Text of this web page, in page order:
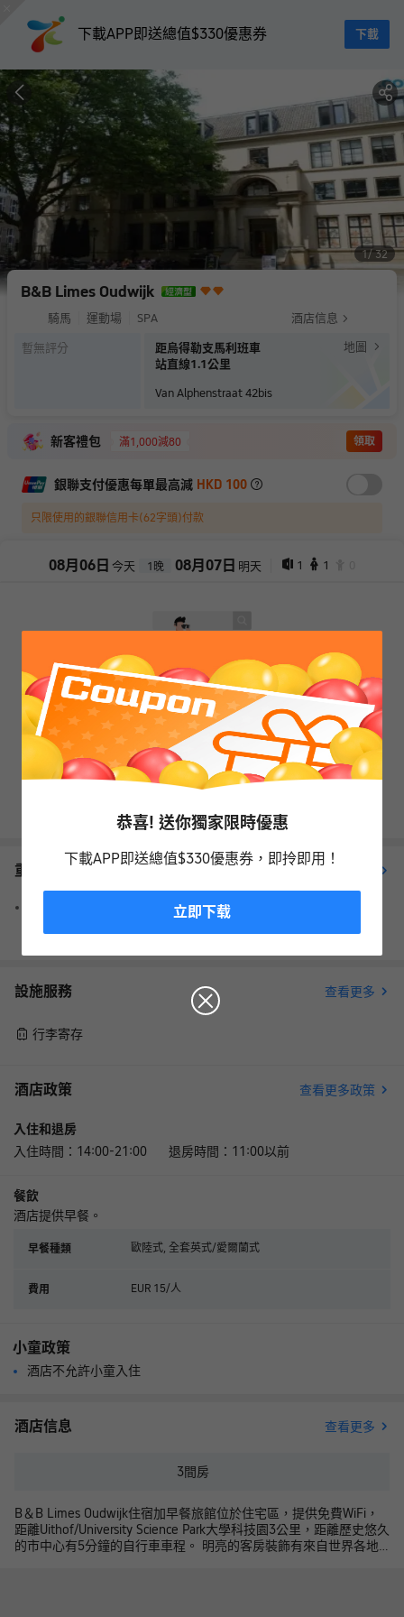
下載APP即送總值$330優惠券 下載
恭喜! 送你獨家限時優惠
下載APP即送總值$330優惠券，即拎即用！
立即下载
1 32
B&B Limes Oudwijk
騎馬 運動場 SPA 酒店信息
暫無評分
距烏得勒支馬利班車
站直線1.1公里
地圖
Van Alphenstraat 42bis
新客禮包 滿1,000減80 領取
銀聯支付優惠每單最高減 HKD 100
只限使用的銀聯信用卡(62字頭)付款
08月 06 日 今天 1 晚 08月 07 日 明天 1 1
抱歉，閣下所選擇的產品已售罄
重要資訊
請注意，預訂時提供的信用卡僅用於擔保預訂，客人抵達時需以
設施服務 查看更多
行李寄存
酒店政策 查看更多政策
入住和退房
入住時間：14:00-21:00 退房時間：11:00以前
餐飲
酒店提供早餐。
早餐種類 歐陸式, 全套英式/愛爾蘭式
費用 EUR 15/人
小童政策
酒店不允許小童入住
酒店信息 查看更多
3間房
B＆B Limes Oudwijk住宿加早餐旅館位於住宅區，提供免費WiFi，
距離Uithof/University Science Park大學科技園3公里，距離歷史悠久
的市中心有5分鐘的自行車車程。 明亮的客房裝飾有來自世界各地